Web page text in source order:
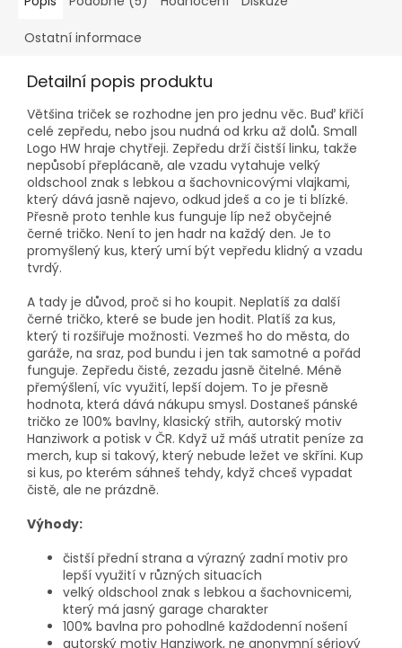
Ostatní informace
Detailní popis produktu
Většina triček se rozhodne jen pro jednu věc. Buď křičí
celé zepředu, nebo jsou nudná od krku až dolů. Small
Logo HW hraje chytřeji. Zepředu drží čistší linku, takže
nepůsobí přeplácaně, ale vzadu vytahuje velký
oldschool znak s lebkou a šachovnicovými vlajkami,
který dává jasně najevo, odkud jdeš a co je ti blízké.
Přesně proto tenhle kus funguje líp než obyčejné
černé tričko. Není to jen hadr na každý den. Je to
promyšlený kus, který umí být vepředu klidný a vzadu
tvrdý.
A tady je důvod, proč si ho koupit. Neplatíš za další
černé tričko, které se bude jen hodit. Platíš za kus,
který ti rozšiřuje možnosti. Vezmeš ho do města, do
garáže, na sraz, pod bundu i jen tak samotné a pořád
funguje. Zepředu čisté, zezadu jasně čitelné. Méně
přemýšlení, víc využití, lepší dojem. To je přesně
hodnota, která dává nákupu smysl. Dostaneš pánské
tričko ze 100% bavlny, klasický střih, autorský motiv
Hanziwork a potisk v ČR. Když už máš utratit peníze za
merch, kup si takový, který nebude ležet ve skříni. Kup
si kus, po kterém sáhneš tehdy, když chceš vypadat
čistě, ale ne prázdně.
Výhody:
čistší přední strana a výrazný zadní motiv pro
lepší využití v různých situacích
velký oldschool znak s lebkou a šachovnicemi,
který má jasný garage charakter
100% bavlna pro pohodlné každodenní nošení
autorský motiv Hanziwork, ne anonymní sériový